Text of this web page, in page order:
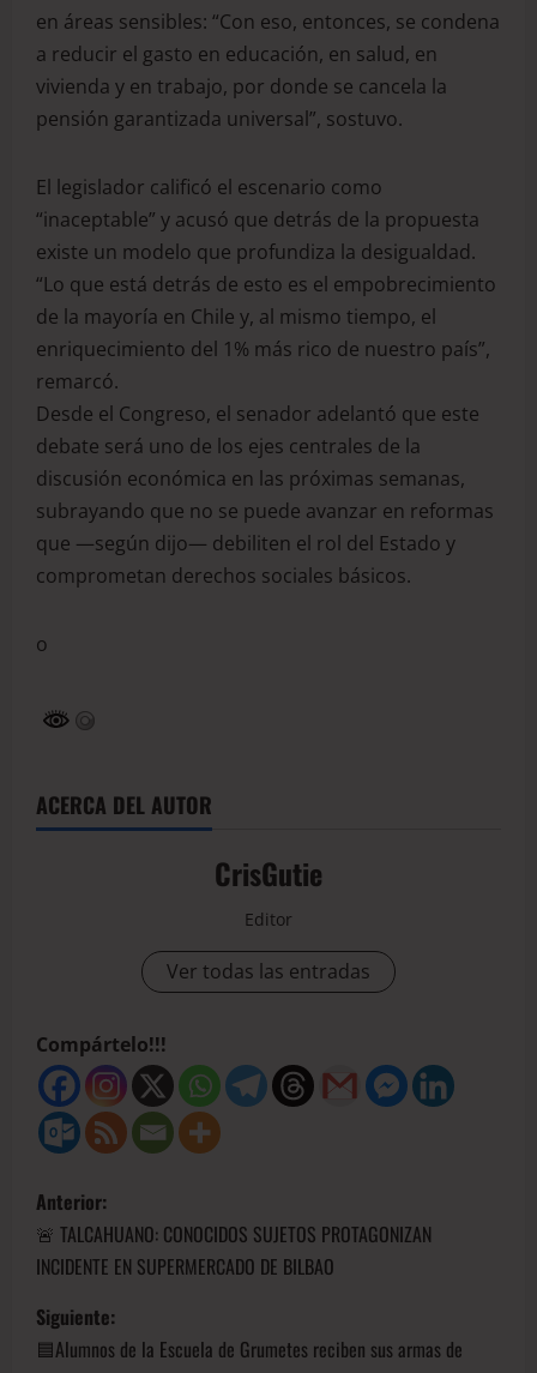
en áreas sensibles: “Con eso, entonces, se condena
a reducir el gasto en educación, en salud, en
vivienda y en trabajo, por donde se cancela la
pensión garantizada universal”, sostuvo.
El legislador calificó el escenario como
“inaceptable” y acusó que detrás de la propuesta
existe un modelo que profundiza la desigualdad.
“Lo que está detrás de esto es el empobrecimiento
de la mayoría en Chile y, al mismo tiempo, el
enriquecimiento del 1% más rico de nuestro país”,
remarcó.
Desde el Congreso, el senador adelantó que este
debate será uno de los ejes centrales de la
discusión económica en las próximas semanas,
subrayando que no se puede avanzar en reformas
que —según dijo— debiliten el rol del Estado y
comprometan derechos sociales básicos.
o
ACERCA DEL AUTOR
CrisGutie
Editor
Ver todas las entradas
Compártelo!!!
Anterior:
🚨 TALCAHUANO: CONOCIDOS SUJETOS PROTAGONIZAN
INCIDENTE EN SUPERMERCADO DE BILBAO
Siguiente:
🟦Alumnos de la Escuela de Grumetes reciben sus armas de